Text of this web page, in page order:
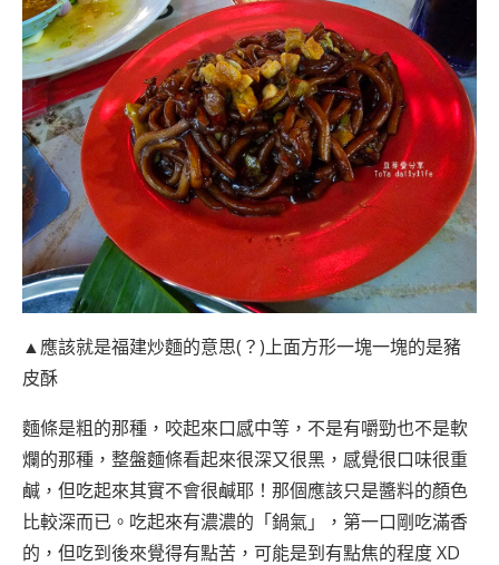
▲應該就是福建炒麵的意思(？)上面方形一塊一塊的是豬
皮酥
麵條是粗的那種，咬起來口感中等，不是有嚼勁也不是軟
爛的那種，整盤麵條看起來很深又很黑，感覺很口味很重
鹹，但吃起來其實不會很鹹耶！那個應該只是醬料的顏色
比較深而已。吃起來有濃濃的「鍋氣」，第一口剛吃滿香
的，但吃到後來覺得有點苦，可能是到有點焦的程度 XD